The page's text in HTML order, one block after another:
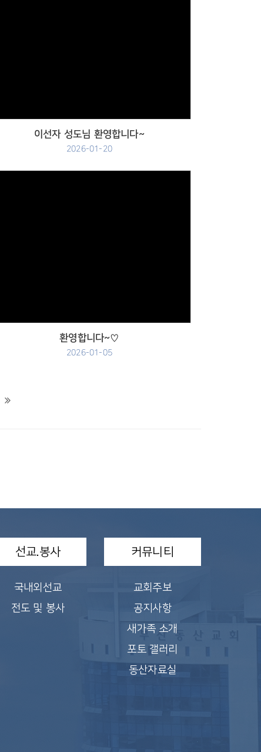
이선자 성도님 환영합니다~
2026-01-20
환영합니다~♡
2026-01-05
선교.봉사
국내외선교
전도 및 봉사
커뮤니티
교회주보
공지사항
새가족 소개
포토 갤러리
동산자료실